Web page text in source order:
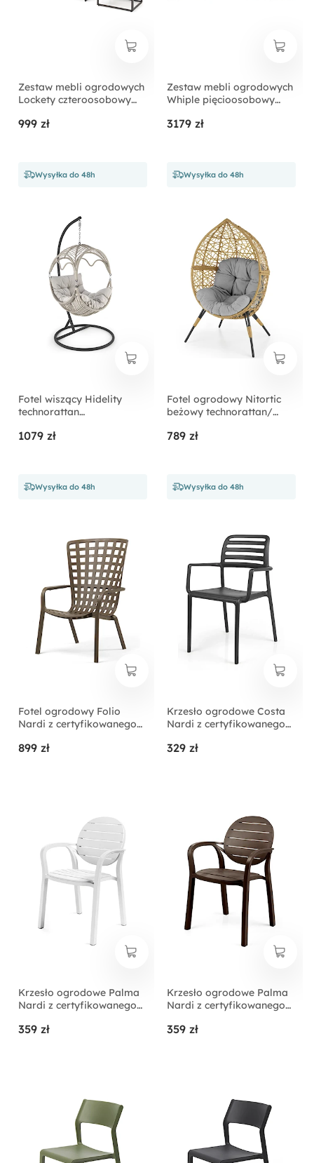
Zestaw mebli ogrodowych
Lockety czteroosobowy
999 zł
Wysyłka do 48h
Zestaw mebli ogrodowych
Whiple pięcioosobowy
poduchami
3179 zł
Wysyłka do 48h
Fotel wiszący Hidelity
technorattan
1079 zł
Wysyłka do 48h
Fotel ogrodowy Nitortic
beżowy technorattan/
789 zł
Wysyłka do 48h
Fotel ogrodowy Folio
Nardi z certyfikowanego
899 zł
Krzesło ogrodowe Costa
Nardi z certyfikowanego
329 zł
Krzesło ogrodowe Palma
Nardi z certyfikowanego
359 zł
Krzesło ogrodowe Palma
Nardi z certyfikowanego
359 zł